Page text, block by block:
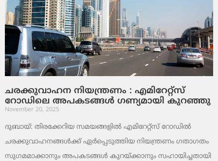
ചരക്കുവാഹന നിയന്ത്രണം : എമിറേറ്റ്സ്
റോഡിലെ അപകടങ്ങൾ ഗണ്യമായി കുറഞ്ഞു
November 20, 2025
ദുബായ്: തിരക്കേറിയ സമയങ്ങളിൽ എമിറേറ്റ്സ് റോഡിൽ
ചരക്കുവാഹനങ്ങൾക്ക് ഏർപ്പെടുത്തിയ നിയന്ത്രണം ഗതാഗതം
സുഗമമാക്കാനും അപകടങ്ങൾ കുറയ്ക്കാനും സഹായിച്ചതായി